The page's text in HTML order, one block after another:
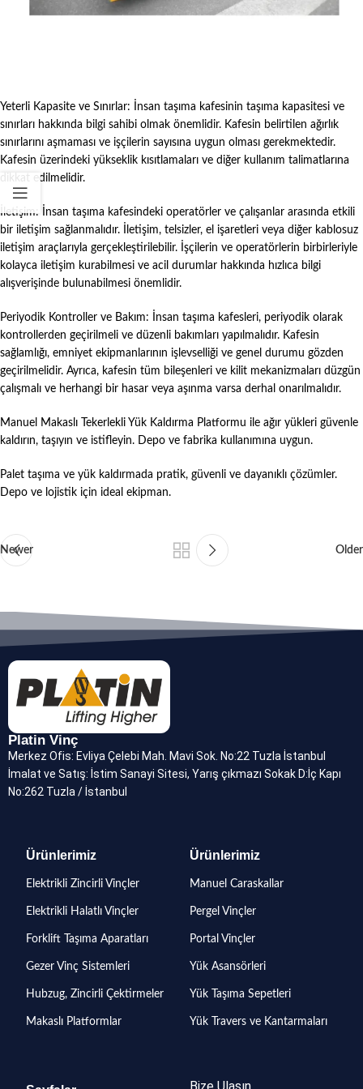
Yeterli Kapasite ve Sınırlar: İnsan taşıma kafesinin taşıma kapasitesi ve
sınırları hakkında bilgi sahibi olmak önemlidir. Kafesin belirtilen ağırlık
sınırlarını aşmaması ve işçilerin sayısına uygun olması gerekmektedir.
Kafesin üzerindeki yükseklik kısıtlamaları ve diğer kullanım talimatlarına
dikkat edilmelidir.
İletişim: İnsan taşıma kafesindeki operatörler ve çalışanlar arasında etkili
bir iletişim sağlanmalıdır. İletişim, telsizler, el işaretleri veya diğer kablosuz
iletişim araçlarıyla gerçekleştirilebilir. İşçilerin ve operatörlerin birbirleriyle
kolayca iletişim kurabilmesi ve acil durumlar hakkında hızlıca bilgi
alışverişinde bulunabilmesi önemlidir.
Periyodik Kontroller ve Bakım: İnsan taşıma kafesleri, periyodik olarak
kontrollerden geçirilmeli ve düzenli bakımları yapılmalıdır. Kafesin
sağlamlığı, emniyet ekipmanlarının işlevselliği ve genel durumu gözden
geçirilmelidir. Ayrıca, kafesin tüm bileşenleri ve kilit mekanizmaları düzgün
çalışmalı ve herhangi bir hasar veya aşınma varsa derhal onarılmalıdır.
Manuel Makaslı Tekerlekli Yük Kaldırma Platformu ile ağır yükleri güvenle
kaldırın, taşıyın ve istifleyin. Depo ve fabrika kullanımına uygun.
Palet taşıma ve yük kaldırmada pratik, güvenli ve dayanıklı çözümler.
Depo ve lojistik için ideal ekipman.
Newer Older
Platin Vinç
Merkez Ofis: Evliya Çelebi Mah. Mavi Sok. No:22 Tuzla İstanbul
İmalat ve Satış: İstim Sanayi Sitesi, Yarış çıkmazı Sokak D:İç Kapı
No:262 Tuzla / İstanbul
Ürünlerimiz
Elektrikli Zincirli Vinçler
Elektrikli Halatlı Vinçler
Forklift Taşıma Aparatları
Gezer Vinç Sistemleri
Hubzug, Zincirli Çektirmeler
Makaslı Platformlar
Ürünlerimiz
Manuel Caraskallar
Pergel Vinçler
Portal Vinçler
Yük Asansörleri
Yük Taşıma Sepetleri
Yük Travers ve Kantarmaları